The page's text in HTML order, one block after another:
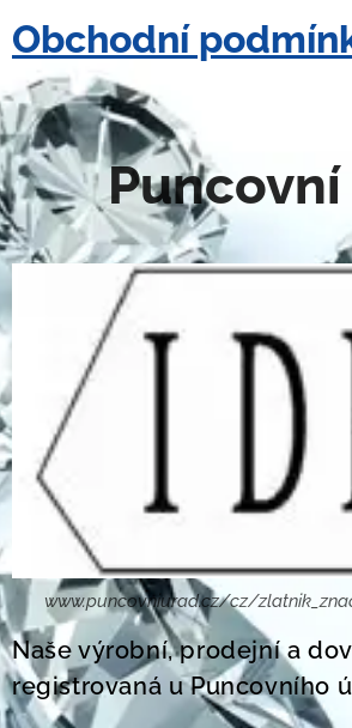
Obchodní
Puncovní
www.puncovniurad.cz/cz/
Naše výrobní, prodejní a
registrovaná u Puncovního